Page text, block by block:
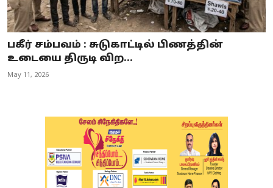
பகீர் சம்பவம் : சுடுகாட்டில் பிணத்தின்
உடையை திருடி விற...
May 11, 2026